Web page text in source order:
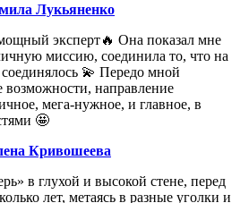
Лукьяненко
эксперт🔥 Она показал мне
миссию, соединила то, что на
💫 Передо мной
возможности, направление
мега-нужное, и главное, в
🤩
Кривошеева
в глухой и высокой стене, перед
лет, метаясь в разные уголки и